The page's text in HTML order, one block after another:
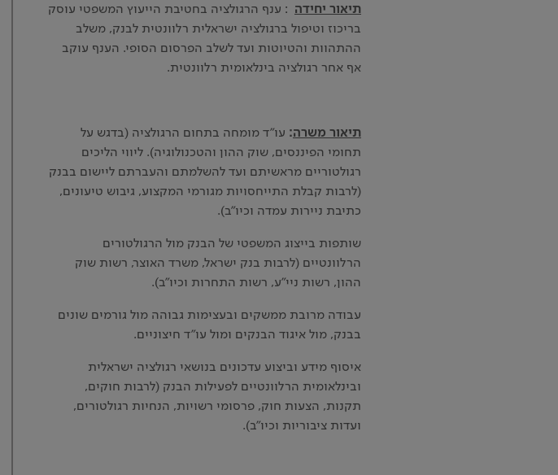
תיאור יחידה
: ענף הרגולציה בחטיבת הייעוץ המשפטי עוסק
בריכוז וטיפול ברגולציה ישראלית רלוונטית לבנק, משלב
ההתהוות והטיוטות ועד לשלב הפרסום הסופי. הענף עוקב
אף אחר רגולציה בינלאומית רלוונטית.
תיאור משרה: עו"ד מומחה בתחום הרגולציה (בדגש על
תחומי הפיננסים, שוק ההון והטכנולוגיה). ליווי הליכים
רגולטוריים מראשיתם ועד להשלמתם והעברתם ליישום בבנק
(לרבות קבלת התייחסויות מגורמי המקצוע, גיבוש טיעונים,
כתיבת ניירות עמדה וכיו"ב).
שותפות בייצוג המשפטי של הבנק מול הרגולטורים
הרלוונטיים (לרבות בנק ישראל, משרד האוצר, רשות שוק
ההון, רשות ניי"ע, רשות התחרות וכיו"ב).
עבודה מרובת ממשקים ובעצימות גבוהה מול גורמים שונים
בבנק, מול איגוד הבנקים ומול עו"ד חיצוניים.
איסוף מידע וביצוע עדכונים בנושאי רגולציה ישראלית
ובינלאומית הרלוונטיים לפעילות הבנק (לרבות חוקים,
תקנות, הצעות חוק, פרסומי רשויות, הנחיות רגולטורים,
ועדות ציבוריות וכיו"ב).